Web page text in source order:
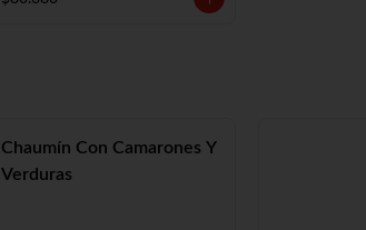
Chaumín Con Camarones Y
Verduras